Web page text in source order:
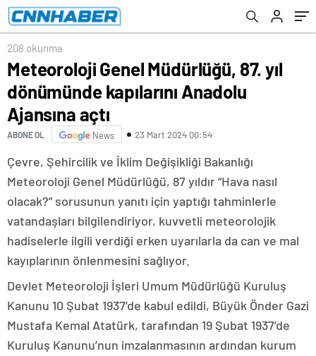
208 okunma
Meteoroloji Genel Müdürlüğü, 87. yıl
dönümünde kapılarını Anadolu
Ajansına açtı
ABONE OL News 23 Mart 2024 00:54
Çevre, Şehircilik ve İklim Değişikliği Bakanlığı
Meteoroloji Genel Müdürlüğü, 87 yıldır “Hava nasıl
olacak?” sorusunun yanıtı için yaptığı tahminlerle
vatandaşları bilgilendiriyor, kuvvetli meteorolojik
hadiselerle ilgili verdiği erken uyarılarla da can ve mal
kayıplarının önlenmesini sağlıyor.
Devlet Meteoroloji İşleri Umum Müdürlüğü Kuruluş
Kanunu 10 Şubat 1937’de kabul edildi, Büyük Önder Gazi
Mustafa Kemal Atatürk, tarafından 19 Şubat 1937’de
Kuruluş Kanunu’nun imzalanmasının ardından kurum